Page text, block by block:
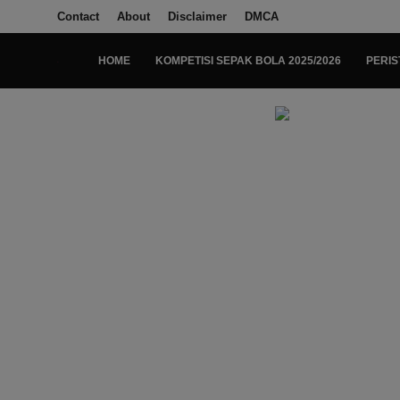
Contact About Disclaimer DMCA
HOME KOMPETISI SEPAK BOLA 2025/2026